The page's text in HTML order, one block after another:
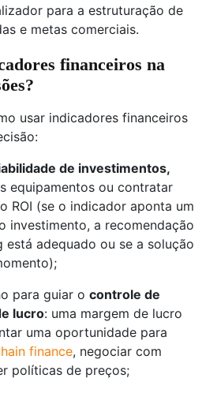
para a estruturação de
e metas comerciais.
financeiros na
usar indicadores financeiros
de investimentos,
equipamentos ou contratar
ROI (se o indicador aponta um
investimento, a recomendação
está adequado ou se a solução
para guiar o controle de
lucro: uma margem de lucro
uma oportunidade para
finance, negociar com
políticas de preços;